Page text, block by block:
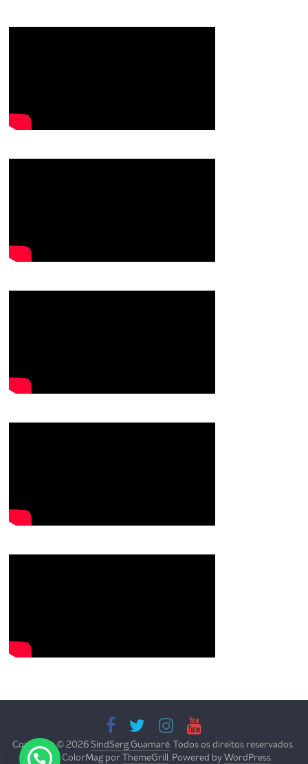
Copyright © 2026SindSerg Guamaré. Todos os direitos reservados.
Tema: ColorMag porThemeGrill. Powered byWordPress.